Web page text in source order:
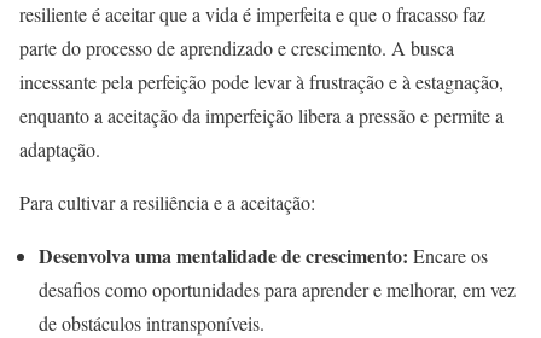
resiliente é aceitar que a vida é imperfeita e que o fracasso faz
parte do processo de aprendizado e crescimento. A busca
incessante pela perfeição pode levar à frustração e à estagnação,
enquanto a aceitação da imperfeição libera a pressão e permite a
adaptação.
Para cultivar a resiliência e a aceitação:
Desenvolva uma mentalidade de crescimento: Encare os
desafios como oportunidades para aprender e melhorar, em vez
de obstáculos intransponíveis.